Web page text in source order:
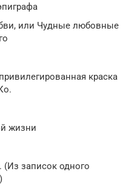
или Чудные любовные
краска
жизни
(Из записок одного